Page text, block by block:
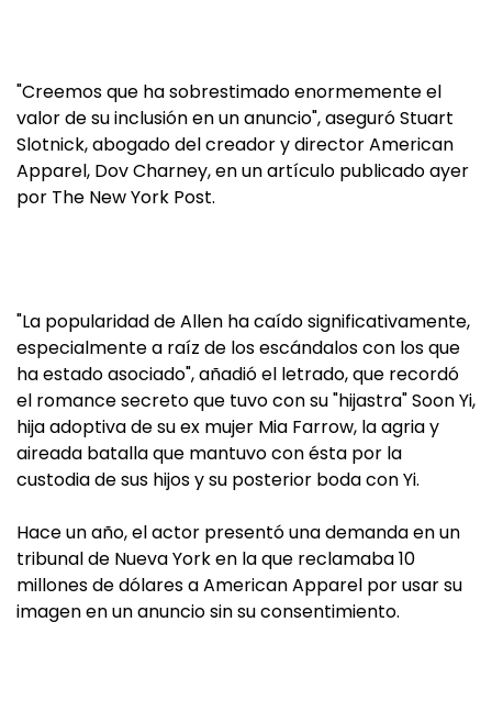
"Creemos que ha sobrestimado enormemente el
valor de su inclusión en un anuncio", aseguró Stuart
Slotnick, abogado del creador y director American
Apparel, Dov Charney, en un artículo publicado ayer
por The New York Post.
"La popularidad de Allen ha caído significativamente,
especialmente a raíz de los escándalos con los que
ha estado asociado", añadió el letrado, que recordó
el romance secreto que tuvo con su "hijastra" Soon Yi,
hija adoptiva de su ex mujer Mia Farrow, la agria y
aireada batalla que mantuvo con ésta por la
custodia de sus hijos y su posterior boda con Yi.
Hace un año, el actor presentó una demanda en un
tribunal de Nueva York en la que reclamaba 10
millones de dólares a American Apparel por usar su
imagen en un anuncio sin su consentimiento.